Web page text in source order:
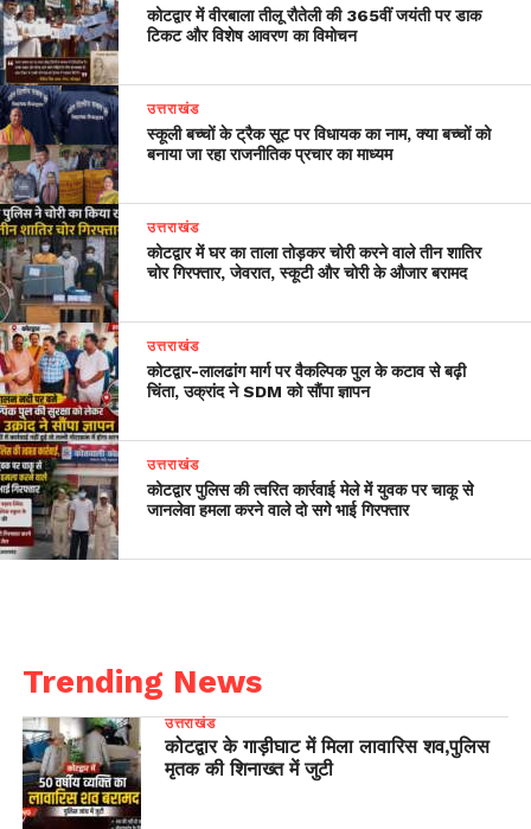
कोटद्वार में वीरबाला तीलू रौतेली की 365वीं जयंती पर डाक
टिकट और विशेष आवरण का विमोचन
उत्तराखंड
स्कूली बच्चों के ट्रैक सूट पर विधायक का नाम, क्या बच्चों को
बनाया जा रहा राजनीतिक प्रचार का माध्यम
उत्तराखंड
कोटद्वार में घर का ताला तोड़कर चोरी करने वाले तीन शातिर
चोर गिरफ्तार, जेवरात, स्कूटी और चोरी के औजार बरामद
उत्तराखंड
​कोटद्वार-लालढांग मार्ग पर वैकल्पिक पुल के कटाव से बढ़ी
चिंता, उक्रांद ने SDM को सौंपा ज्ञापन
उत्तराखंड
कोटद्वार पुलिस की त्वरित कार्रवाई मेले में युवक पर चाकू से
जानलेवा हमला करने वाले दो सगे भाई गिरफ्तार
Trending News
उत्तराखंड
कोटद्वार के गाड़ीघाट में मिला लावारिस शव,पुलिस
मृतक की शिनाख्त में जुटी